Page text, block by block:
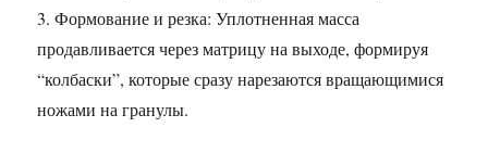
3. Формование и резка: Уплотненная масса
продавливается через матрицу на выходе, формируя
“колбаски”, которые сразу нарезаются вращающимися
ножами на гранулы.